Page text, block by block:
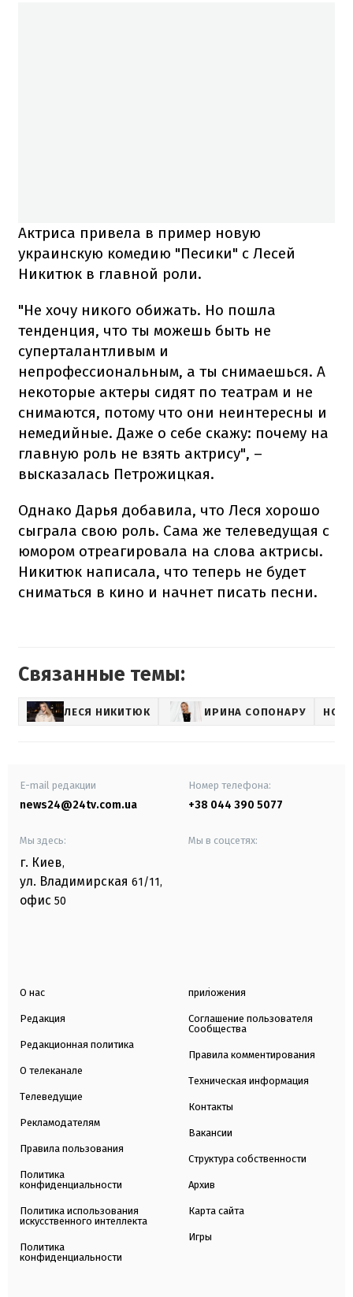
Актриса привела в пример новую
украинскую комедию "Песики" с Лесей
Никитюк в главной роли.
"Не хочу никого обижать. Но пошла
тенденция, что ты можешь быть не
суперталантливым и
непрофессиональным, а ты снимаешься. А
некоторые актеры сидят по театрам и не
снимаются, потому что они неинтересны и
немедийные. Даже о себе скажу: почему на
главную роль не взять актрису", –
высказалась Петрожицкая.
Однако Дарья добавила, что Леся хорошо
сыграла свою роль. Сама же телеведущая с
юмором отреагировала на слова актрисы.
Никитюк написала, что теперь не будет
сниматься в кино и начнет писать песни.
Связанные темы:
ЛЕСЯ НИКИТЮК ИРИНА СОПОНАРУ
E-mail редакции
news24@24tv.com.ua
Номер телефона:
+38 044 390 5077
Мы здесь:
г. Киев,
ул. Владимирская 61/11,
офис 50
Мы в соцсетях:
О нас
Редакция
Редакционная политика
О телеканале
Телеведущие
Рекламодателям
Правила пользования
Политика
конфиденциальности
Политика использования
искусственного интеллекта
Политика
конфиденциальности
приложения
Соглашение пользователя
Сообщества
Правила комментирования
Техническая информация
Контакты
Вакансии
Структура собственности
Архив
Карта сайта
Игры